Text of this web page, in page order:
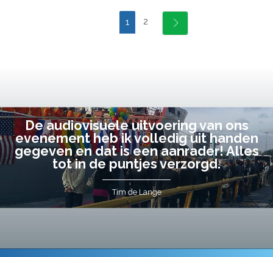
1 2
De audiovisuele uitvoering van ons
evenement heb ik volledig uit handen
gegeven en dat is een aanrader! Alles
tot in de puntjes verzorgd.
Tim de Lange